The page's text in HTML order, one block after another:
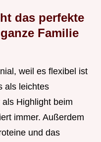
das perfekte
Familie
weil es flexibel ist
als leichtes
Highlight beim
immer. Außerdem
und das